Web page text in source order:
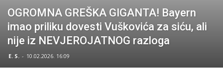
OGROMNA GREŠKA GIGANTA! Bayern
imao priliku dovesti Vuškovića za siću, ali
nije iz NEVJEROJATNOG razloga
E. S. - 10.02.2026. 16:09